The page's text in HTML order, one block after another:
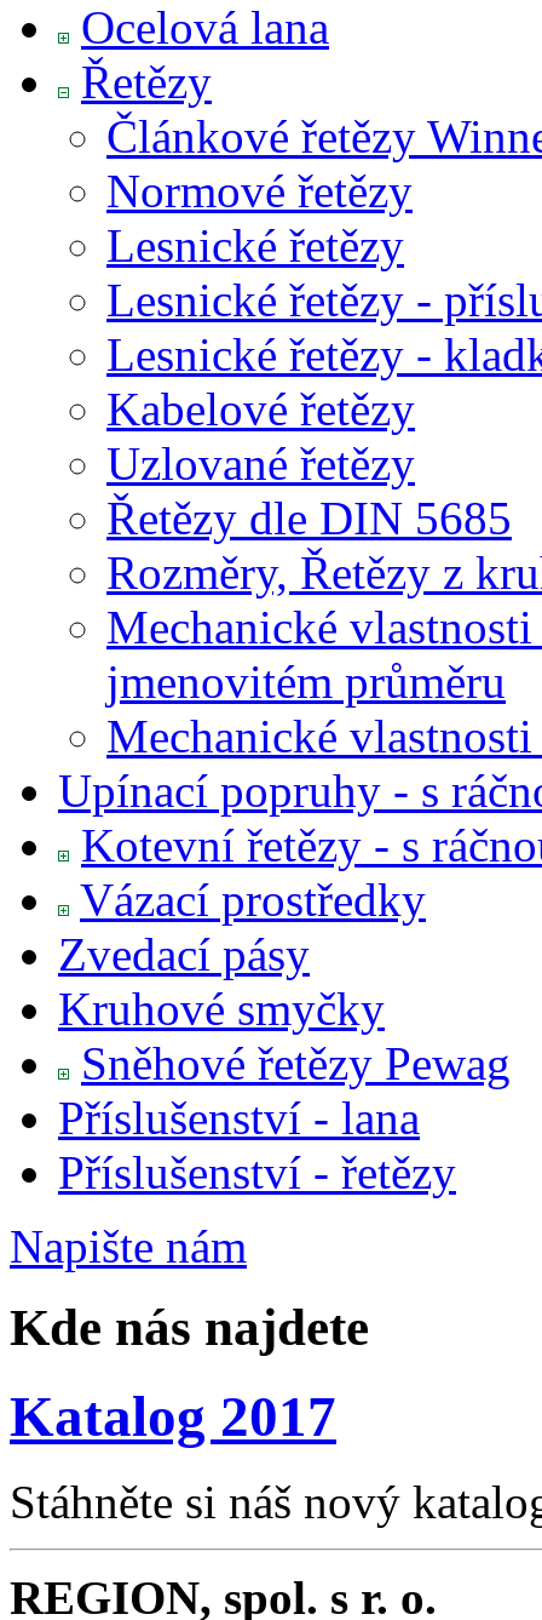
Ocelová lana
Řetězy
Článkové řetězy
Normové řetězy
Lesnické řetězy
Lesnické řetězy -
Lesnické řetězy -
Kabelové řetězy
Uzlované řetězy
Řetězy dle DIN 5685
Rozměry, Řetězy z
Mechanické
jmenovitém průměru
Mechanické
Upínací popruhy - s
Kotevní řetězy - s
Vázací prostředky
Zvedací pásy
Kruhové smyčky
Sněhové řetězy Pewag
Příslušenství - lana
Příslušenství - řetězy
Napište nám
Kde nás najdete
Katalog 2017
Stáhněte si náš nový
REGION, spol. s r. o.